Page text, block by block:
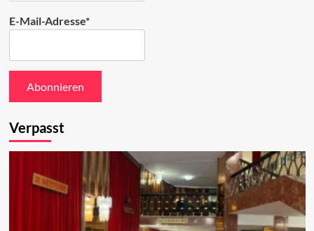
E-Mail-Adresse*
Verpasst